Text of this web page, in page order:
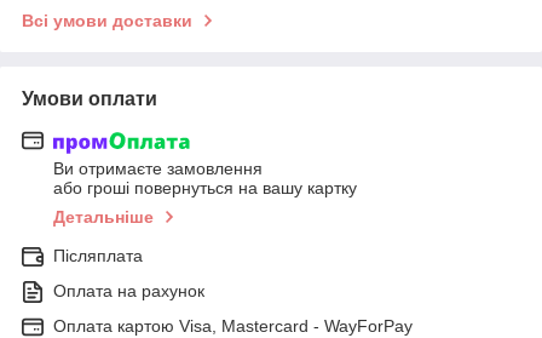
Всі умови доставки
Умови оплати
Ви отримаєте замовлення
або гроші повернуться на вашу картку
Детальніше
Післяплата
Оплата на рахунок
Оплата картою Visa, Mastercard - WayForPay